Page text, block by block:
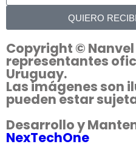
QUIERO
Copyright © Nanvel
representantes
Uruguay.
Las imágenes son
pueden estar
Desarrollo y
NexTechOne